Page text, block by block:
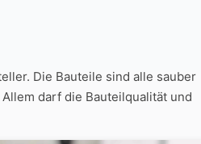
Die Bauteile sind alle sauber
darf die Bauteilqualität und